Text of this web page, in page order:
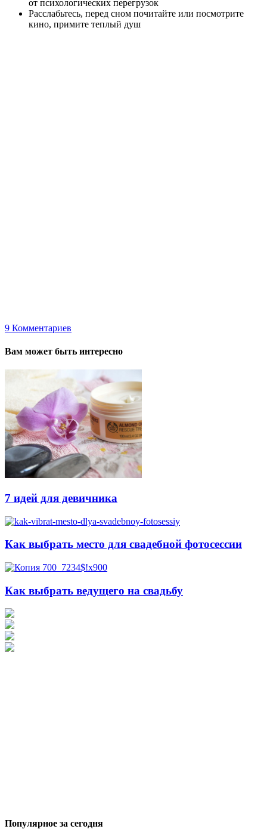
от психологических перегрузок
Расслабьтесь, перед сном почитайте или посмотрите
кино, примите теплый душ
9 Комментариев
Вам может быть интересно
7 идей для девичника
Как выбрать место для свадебной фотосессии
Как выбрать ведущего на свадьбу
Популярное за сегодня